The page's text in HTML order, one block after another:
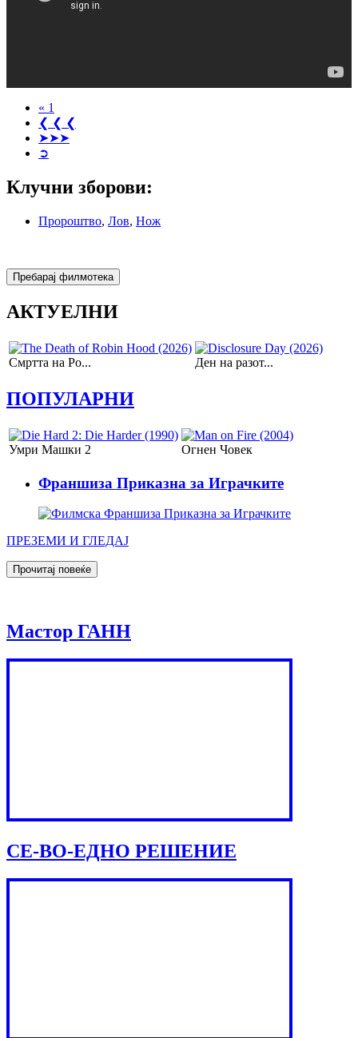
« 1
❮ ❮ ❮
➤➤➤
➲
Клучни зборови:
Пророштво, Лов, Нож
АКТУЕЛНИ
Смртта на Ро... Ден на разот...
ПОПУЛАРНИ
Умри Машки 2 Огнeн Чoвeк
Франшиза Приказна за Играчките
ПРЕЗЕМИ И ГЛЕДАЈ
Мастор ГАНН
СЕ-ВО-ЕДНО РЕШЕНИЕ